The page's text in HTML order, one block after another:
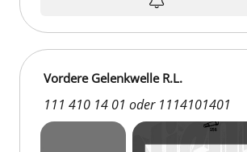
Vordere Gelenkwelle R.L.
111 410 14 01 oder 1114101401